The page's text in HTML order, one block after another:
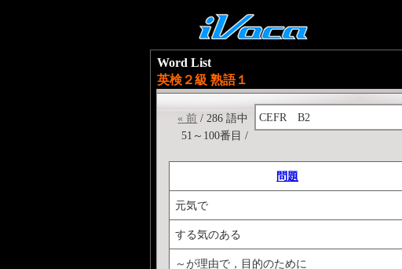
Word List
英検２級 熟語１
CEFR B2
« 前 / 286 語中
51～100番目 /
問題
元気で
する気のある
～が理由で，目的のために